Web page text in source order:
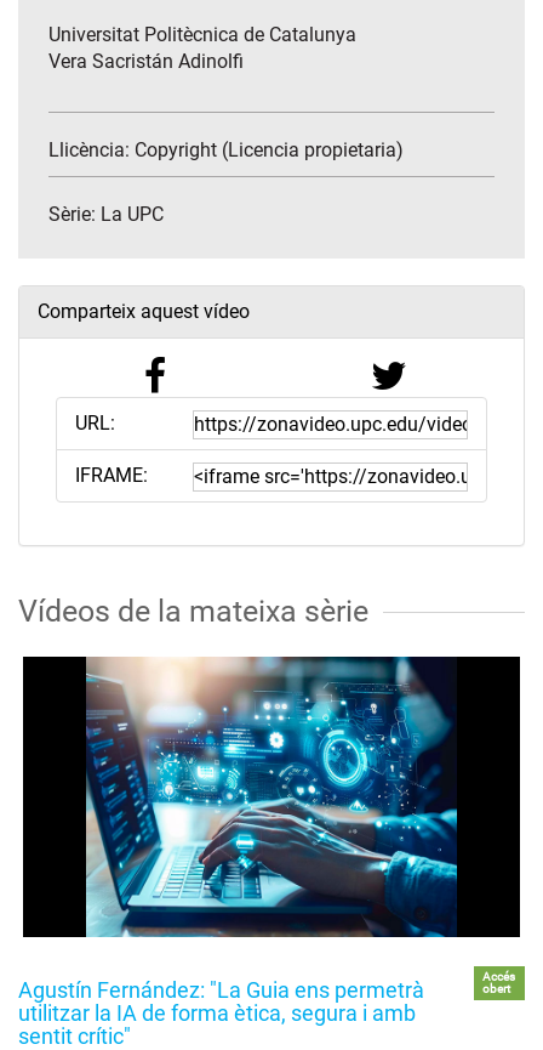
Universitat Politècnica de Catalunya
Vera Sacristán Adinolfi
Llicència: Copyright (Licencia propietaria)
Sèrie: La UPC
Comparteix aquest vídeo
URL:
IFRAME:
Vídeos de la mateixa sèrie
Agustín Fernández: "La Guia ens permetrà
utilitzar la IA de forma ètica, segura i amb
sentit crític"
Accés
obert